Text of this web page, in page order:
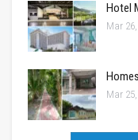
Hotel
Mar
Mar